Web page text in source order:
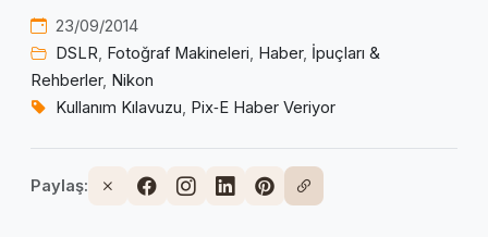
23/09/2014
DSLR, Fotoğraf Makineleri, Haber, İpuçları &
Rehberler, Nikon
Kullanım Kılavuzu, Pix‑E Haber Veriyor
Paylaş: